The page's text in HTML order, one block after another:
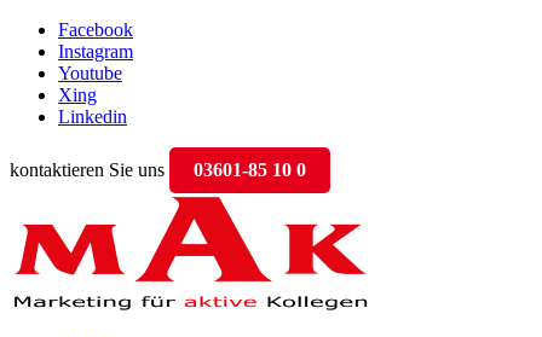
Facebook
Instagram
Youtube
Xing
Linkedin
kontaktieren Sie uns 03601-85 10 0